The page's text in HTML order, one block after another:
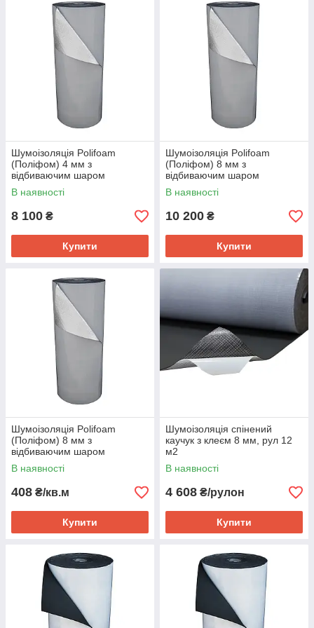
Як же виконати якісну тепло - і
шумоізоляцію авто?
З цією метою рекомендується використовувати
пінополіетилен Поліфом. Хімічно зшитий
полімерний матеріал має пористу структуру.
Він має ряд переваг:
1
відмінний теплоізолятор;
2
механічний стійкий та
довговічний;
3
гнучкий і водонепроникний;
якісний клейовий шар.
Шумоізоляція Polifoam
(Поліфом) 4 мм з
відбиваючим шаром
самоклеюча (рул. 25 кв. м)
В наявності
8 100 ₴
Купити
Шумоізоляція Polifoam
(Поліфом) 8 мм з
відбиваючим шаром
самоклеюча (рул. 25 кв. м)
В наявності
10 200 ₴
Купити
Шумоізоляція Polifoam
(Поліфом) 8 мм з
відбиваючим шаром
самоклеюча
В наявності
408 ₴/кв.м
Купити
Шумоізоляція спінений
каучук з клеєм 8 мм, рул 12
м2
В наявності
4 608 ₴/рулон
Купити